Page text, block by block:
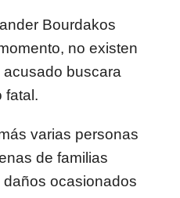
Bourdakos
no existen
buscara
fatal.
varias personas
de familias
ocasionados